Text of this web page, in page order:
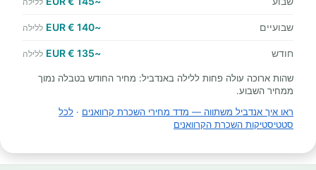
שבועיים ~140 € EUR ללילה
חודש ~135 € EUR ללילה
שהות ארוכה עולה פחות ללילה באנדביל: מחיר החודש בטבלה נמוך
ממחיר השבוע.
ראו איך אנדביל משתווה — מדד מחירי השכרת קרוואנים · לכל
סטטיסטיקות השכרת הקרוואנים